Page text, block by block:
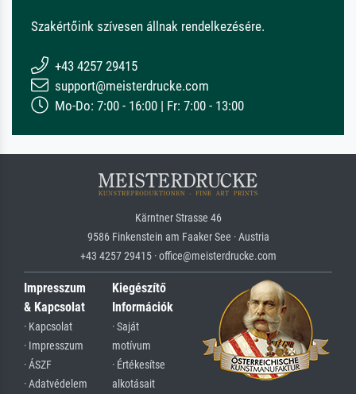
Szakértőink szívesen állnak rendelkezésére.
+43 4257 29415
support@meisterdrucke.com
Mo-Do: 7:00 - 16:00 | Fr: 7:00 - 13:00
Kärntner Strasse 46
9586 Finkenstein am Faaker See · Austria
+43 4257 29415 · office@meisterdrucke.com
Impresszum
& Kapcsolat
· Kapcsolat
· Impresszum
· ÁSZF
· Adatvédelem
Kiegészítő
Információk
· Saját
motívum
· Értékesítse
alkotásait